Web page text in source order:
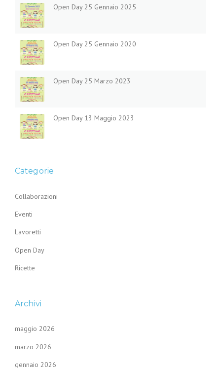
Open Day 25 Gennaio 2025
Open Day 25 Gennaio 2020
Open Day 25 Marzo 2023
Open Day 13 Maggio 2023
Categorie
Collaborazioni
Eventi
Lavoretti
Open Day
Ricette
Archivi
maggio 2026
marzo 2026
gennaio 2026